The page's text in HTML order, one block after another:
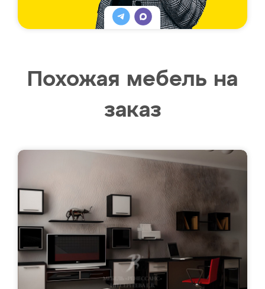
Похожая мебель на
заказ